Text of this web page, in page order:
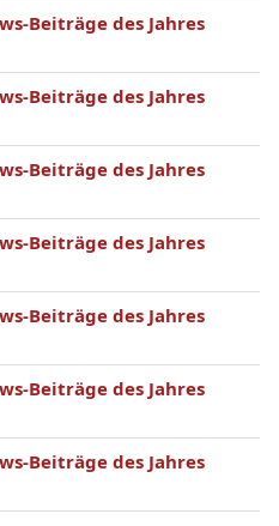
Beiträge des Jahres
Beiträge des Jahres
Beiträge des Jahres
Beiträge des Jahres
Beiträge des Jahres
Beiträge des Jahres
Beiträge des Jahres